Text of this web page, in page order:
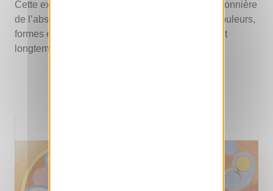
Cette exposition met en lumière Hilma af Klint, pionnière
de l’abstraction, dont l’œuvre visionnaire mêle couleurs,
formes et symboles dans un univers audacieux et
longtemps méconnu.